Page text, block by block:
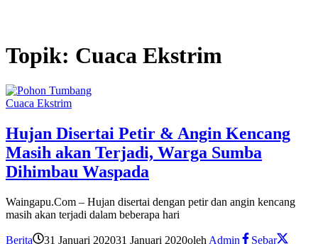
Topik: Cuaca Ekstrim
Cuaca Ekstrim
Hujan Disertai Petir & Angin Kencang
Masih akan Terjadi, Warga Sumba
Dihimbau Waspada
Waingapu.Com – Hujan disertai dengan petir dan angin kencang
masih akan terjadi dalam beberapa hari
Berita 31 Januari 202031 Januari 2020oleh Admin
Sebar